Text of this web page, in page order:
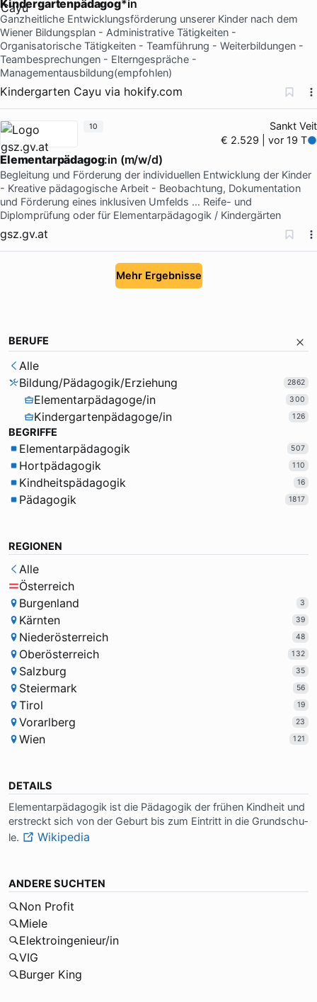
Kindergartenpädagog*in
Ganzheitliche Entwicklungsförderung unserer Kinder nach dem
Wiener Bildungsplan - Administrative Tätigkeiten -
Organisatorische Tätigkeiten - Teamführung - Weiterbildungen -
Teambesprechungen - Elterngespräche -
Managementausbildung(empfohlen)
Kindergarten Cayu via hokify.com
Sankt Veit
€ 2.529 | vor 19 T
Elementarpädagog:in (m/w/d)
Begleitung und Förderung der individuellen Entwicklung der Kinder
- Kreative pädagogische Arbeit - Beobachtung, Dokumentation
und Förderung eines inklusiven Umfelds … Reife- und
Diplomprüfung oder für Elementarpädagogik / Kindergärten
gsz.gv.at
10
Mehr Ergebnisse
BERUFE
Alle
Bildung/Pädagogik/Erziehung
2862
Elementarpädagoge/in 300
Kindergartenpädagoge/in 126
BEGRIFFE
Elementarpädagogik 507
Hortpädagogik 110
Kindheitspädagogik 16
Pädagogik 1817
REGIONEN
Alle
Österreich
Burgenland
3
Kärnten 39
Niederösterreich 48
Oberösterreich 132
Salzburg 35
Steiermark 56
Tirol 19
Vorarlberg 23
Wien 121
DETAILS
Ele­men­tar­päd­ago­gik ist die Päd­ago­gik der frü­hen Kind­heit und
er­streckt sich von der Ge­burt bis zum Ein­tritt in die Grund­schu­
le.
Wikipedia
ANDERE SUCHTEN
Non Profit
Miele
Elektroingenieur/in
VIG
Burger King